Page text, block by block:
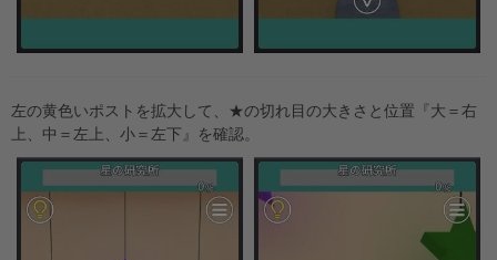
左の黄色いポストを拡大して、★の切れ目の大きさと位置『大＝右
上、中＝左上、小＝左下』を確認。